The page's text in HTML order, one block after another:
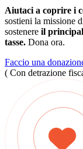
Aiutaci a coprire i
sostieni la missione
sostenere il
tasse. Dona ora.
Faccio una
( Con detrazione